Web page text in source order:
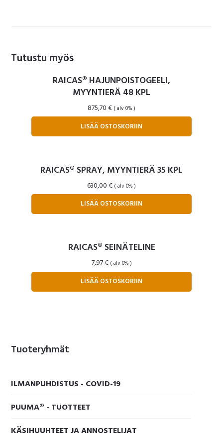
Tutustu myös
RAICAS® HAJUNPOISTOGEELI,
MYYNTIERÄ 48 KPL
875,70€ ( alv 0% )
LISÄÄ OSTOSKORIIN
RAICAS® SPRAY, MYYNTIERÄ 35 KPL
630,00€ ( alv 0% )
LISÄÄ OSTOSKORIIN
RAICAS® SEINÄTELINE
7,97€ ( alv 0% )
LISÄÄ OSTOSKORIIN
Ensisijainen
Tuoteryhmät
ILMANPUHDISTUS - COVID-19
PUUMA® - TUOTTEET